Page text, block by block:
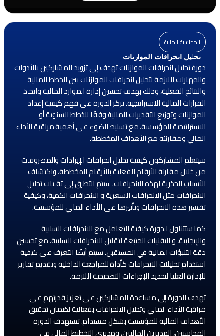
المحاسبة المالية
تحليل انحرافات الموازنات
دورة تحليل انحرافات الموازنات تهدف إلى تزويد المشاركين بالأدوات
والمهارات اللازمة لتحليل انحرافات الموازنات بين الخطط المالية
والنتائج الفعلية، وذلك بهدف تحسين إدارة الموارد المالية واتخاذ
القرارات المالية الاستراتيجية. تركز الدورة على فهم كيفية إعداد
الموازنات وتوزيع التقديرات المالية وفقًا للخطط السنوية أو
الاستراتيجية للمؤسسة، مع تسليط الضوء على أهمية مراقبة الأداء
المالي ومقارنته مع الأهداف المخططة.
سيتعلم المشاركون كيفية تحليل انحرافات الإيرادات والمصروفات
من خلال مقارنة الأرقام الفعلية بالأرقام المخططة، واكتشاف
الأسباب الجذرية لهذه الانحرافات. سيتم التطرق إلى تقنيات تحليل
الانحرافات مثل الانحرافات السعرية و الانحرافات الكمية، وكيفية
تفسير هذه الانحرافات وتأثيرها على الأداء المالي للمؤسسة.
كما ستتناول الدورة كيفية التعامل مع الانحرافات السلبية
والإيجابية، و التقنيات المتبعة لتقليل الانحرافات السلبية، مع تحسين
دقة التنبؤات المالية في المستقبل. سيتم أيضًا التعرف على كيفية
استخدام تحليلات الانحرافات كأداة للمراجعة الداخلية وتقديم تقارير
للإدارة العليا لتحديد الإجراءات التصحيحية اللازمة.
تهدف الدورة إلى مساعدة المشاركين على تعزيز قدرتهم على
مراقبة الأداء المالي وتحليل الانحرافات بفعالية لضمان تحقيق
الأهداف المالية للمؤسسة بشكل مستدام. تستهدف الدورة
المحاسبين، المديرين الماليين، ومديري التخطيط المالي في